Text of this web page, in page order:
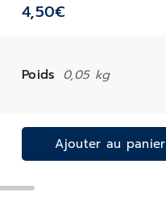
4,50€
Poids 0,05 kg
Ajouter au panier